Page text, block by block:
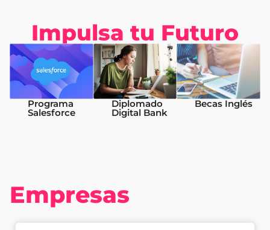
Impulsa tu Futuro
Programa
Salesforce
Diplomado
Digital Bank
Becas Inglés
Empresas